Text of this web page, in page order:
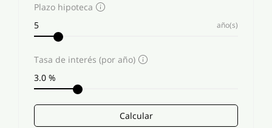
Plazo hipoteca
año(s)
Tasa de interés (por año)
Calcular